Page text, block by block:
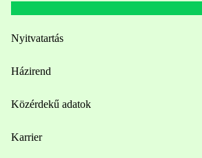
Nyitvatartás
Házirend
Közérdekű adatok
Karrier